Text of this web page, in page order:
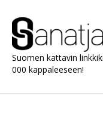
sisältöön
Suomen kattavin
000 kappaleeseen!